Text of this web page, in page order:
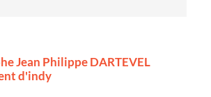
Jean Philippe DARTEVEL
d'indy